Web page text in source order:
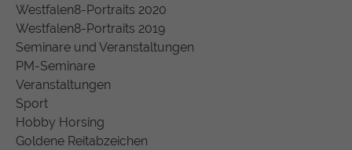
Westfalen8-Portraits 2020
Westfalen8-Portraits 2019
Seminare und Veranstaltungen
PM-Seminare
Veranstaltungen
Sport
Hobby Horsing
Goldene Reitabzeichen